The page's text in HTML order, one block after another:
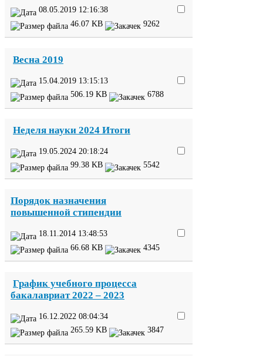
08.05.2019 12:16:38
46 07 KB 9262
Весна 2019
15 04 2019 13:15:13
506 19 KB 6788
Неделя науки 2024 Итоги
19 05 2024 20:18:24
99.38 KB 5542
Порядок назначения
повышенной стипендии
18.11.2014 13:48:53
66 68 KB 4345
График учебного процесса
бакалавриат2022 – 2023
16 12 2022 08:04:34
265 59 KB 3847